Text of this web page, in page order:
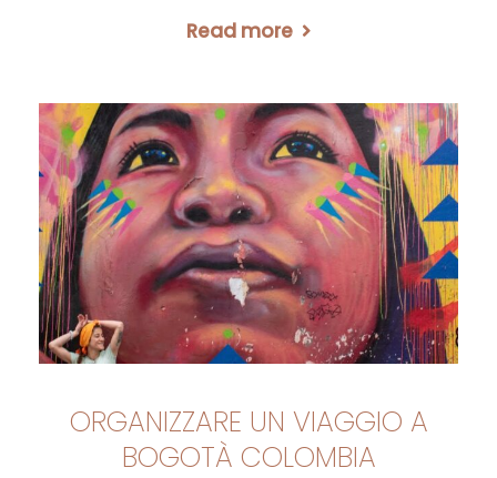
Read more
ORGANIZZARE UN VIAGGIO A
BOGOTÀ COLOMBIA